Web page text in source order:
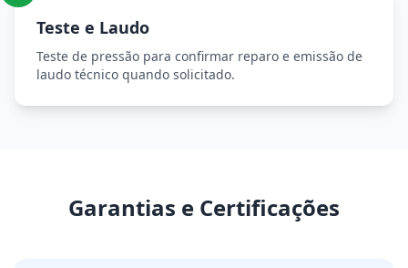
Teste e Laudo
Teste de pressão para confirmar reparo e emissão de
laudo técnico quando solicitado.
Garantias e Certificações